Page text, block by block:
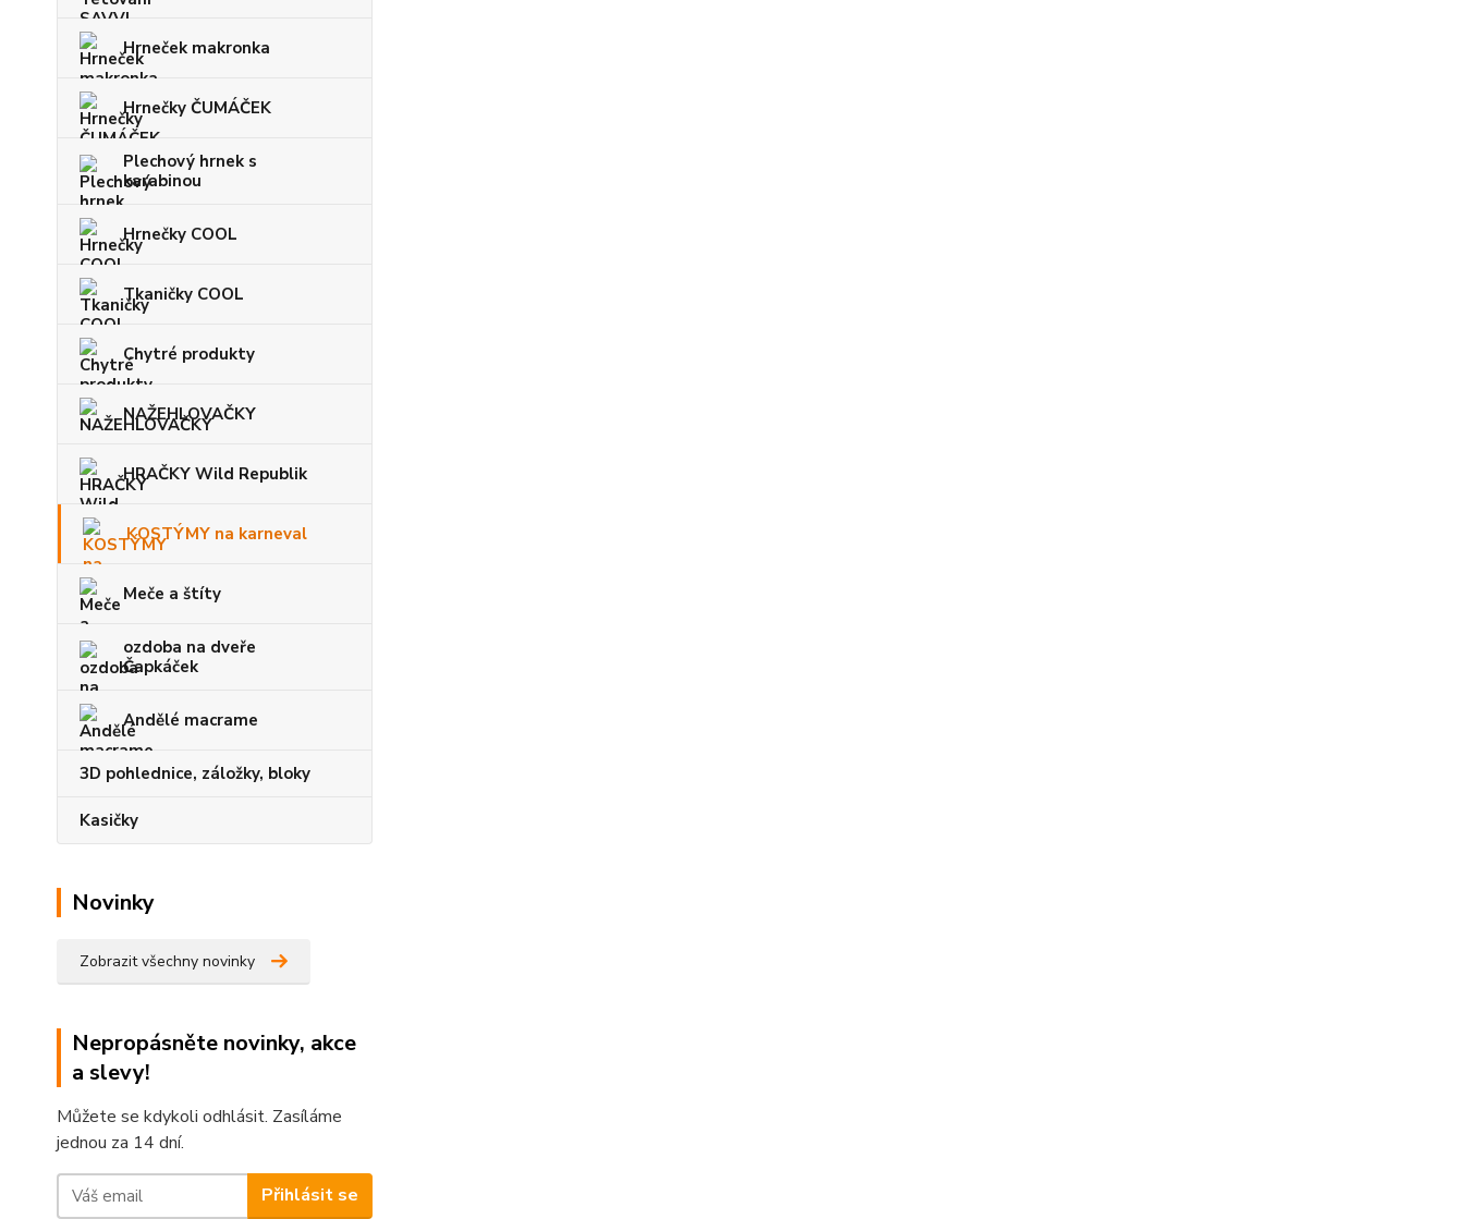
Hrneček makronka
Hrnečky ČUMÁČEK
Plechový hrnek s
karabinou
Hrnečky COOL
Tkaničky COOL
Chytré produkty
NAŽEHLOVAČKY
HRAČKY Wild Republik
KOSTÝMY na karneval
Meče a štíty
ozdoba na dveře
Čapkáček
Andělé macrame
3D pohlednice, záložky, bloky
Kasičky
Novinky
Zobrazit všechny novinky
Nepropásněte novinky, akce
a slevy!
Můžete se kdykoli odhlásit. Zasíláme
jednou za 14 dní.
Přihlásit se